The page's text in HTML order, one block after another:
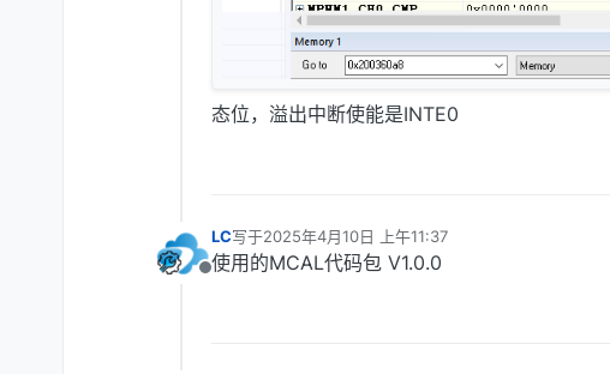
态位，溢出中断使能是INTE0
离线
LC写于2025年4月10日 上午11:37
最后由 编辑
使用的MCAL代码包 V1.0.0